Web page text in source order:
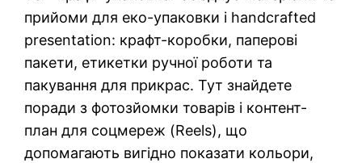
прийоми для еко-упаковки і handcrafted
presentation: крафт-коробки, паперові
пакети, етикетки ручної роботи та
пакування для прикрас. Тут знайдете
поради з фотозйомки товарів і контент-
план для соцмереж (Reels), що
допомагають вигідно показати кольори,